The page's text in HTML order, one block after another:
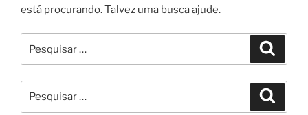
está procurando. Talvez uma busca ajude.
por:
por: